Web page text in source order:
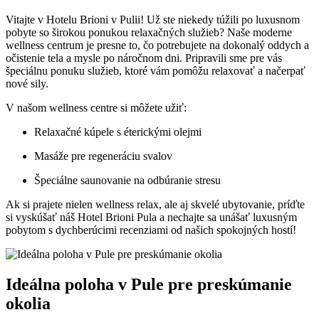
Vitajte v Hotelu Brioni v Pulii! Už ste niekedy túžili po luxusnom
pobyte so širokou ponukou relaxačných služieb? Naše moderne
wellness centrum je presne to, čo potrebujete na dokonalý oddych a
očistenie tela a mysle po náročnom dni. Pripravili sme pre vás
špeciálnu ponuku služieb, ktoré vám pomôžu relaxovať a načerpať
nové sily.
V našom wellness centre si môžete užiť:
Relaxačné kúpele s éterickými olejmi
Masáže pre regeneráciu svalov
Špeciálne saunovanie na odbúranie stresu
Ak si prajete nielen wellness relax, ale aj skvelé ubytovanie, príďte
si vyskúšať náš Hotel Brioni Pula a nechajte sa unášať luxusným
pobytom s dychberúcimi recenziami od našich spokojných hostí!
Ideálna poloha v Pule pre preskúmanie
okolia